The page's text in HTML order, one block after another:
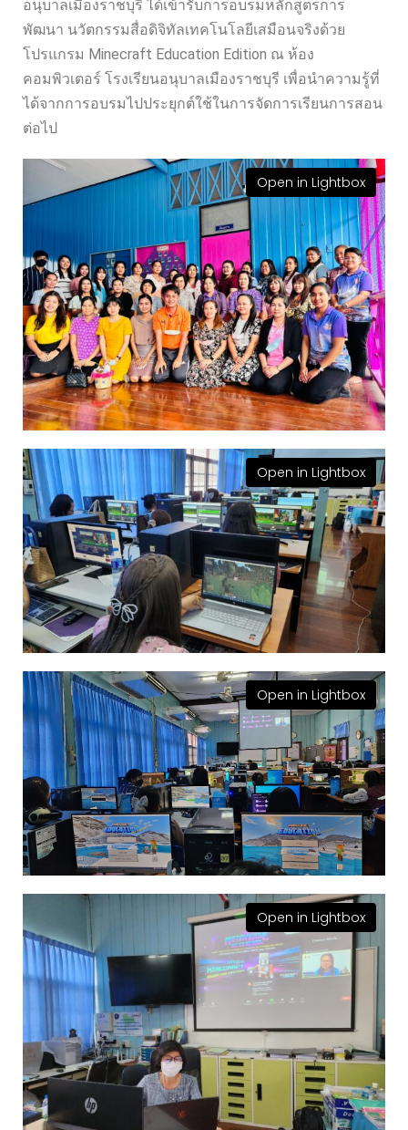
อนุบาลเมืองราชบุรี ได้เข้ารับการอบรมหลักสูตรการ
พัฒนา นวัตกรรมสื่อดิจิทัลเทคโนโลยีเสมือนจริงด้วย
โปรแกรม Minecraft Education Edition ณ ห้อง
คอมพิวเตอร์ โรงเรียนอนุบาลเมืองราชบุรี เพื่อนำความรู้ที่
ได้จากการอบรมไปประยุกต์ใช้ในการจัดการเรียนการสอน
ต่อไป
Open in Lightbox
Open in Lightbox
Open in Lightbox
Open in Lightbox